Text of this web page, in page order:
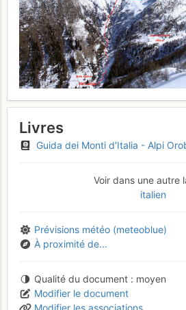
Livres
Guida dei Monti d'Italia - Alpi
Voir dans une autre
italien
Prévisions météo (meteoblue)
À proximité de...
Qualité du document
moyen
Modifier le document